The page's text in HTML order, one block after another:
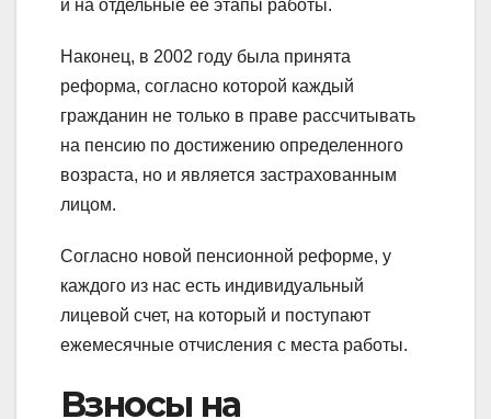
и на отдельные ее этапы работы.
Наконец, в 2002 году была принята
реформа, согласно которой каждый
гражданин не только в праве рассчитывать
на пенсию по достижению определенного
возраста, но и является застрахованным
лицом.
Согласно новой пенсионной реформе, у
каждого из нас есть индивидуальный
лицевой счет, на который и поступают
ежемесячные отчисления с места работы.
Взносы на